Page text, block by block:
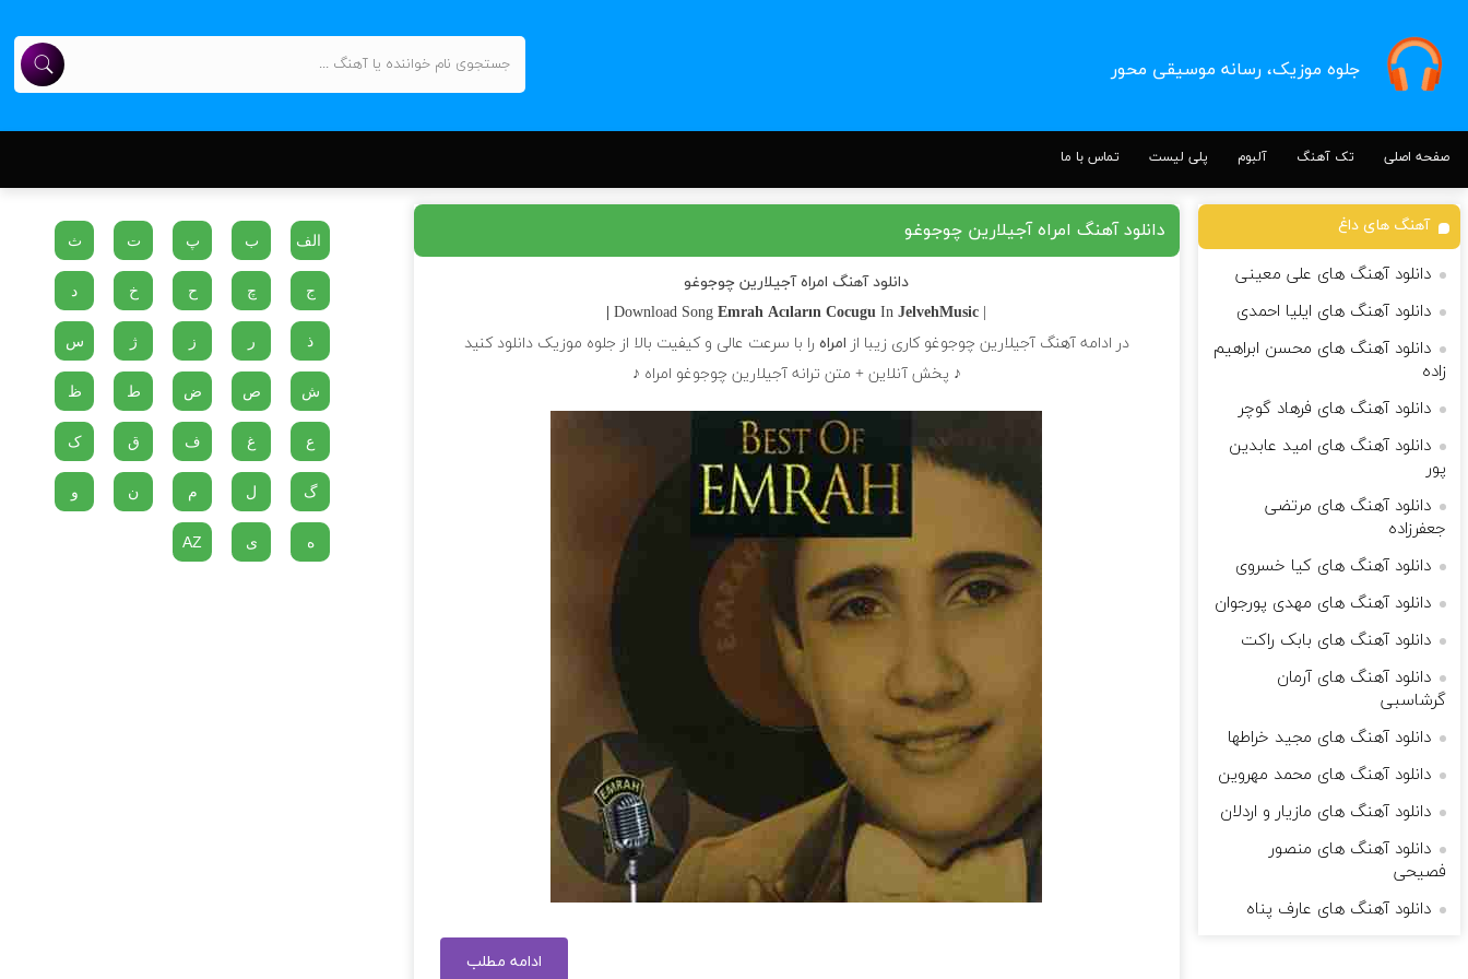
جلوه موزیک، رسانه موسیقی محور
صفحه اصلی تک آهنگ آلبوم پلی لیست تماس با ما
دانلود آهنگ امراه آجیلارین چوجوغو
دانلود آهنگ امراه آجیلارین چوجوغو
| Download Song
Emrah Acıların Cocugu InJelvehMusic |
در ادامه آهنگ آجیلارین چوجوغو کاری زیبا از امراه را با سرعت عالی و کیفیت بالا از جلوه موزیک دانلود کنید
♪ پخش آنلاین + متن ترانه آجیلارین چوجوغو امراه ♪
ادامه مطلب
آهنگ های داغ
دانلود آهنگ های علی معینی
دانلود آهنگ های ایلیا احمدی
دانلود آهنگ های محسن ابراهیم
زاده
دانلود آهنگ های فرهاد گوچر
دانلود آهنگ های امید عابدین
پور
دانلود آهنگ های مرتضی
جعفرزاده
دانلود آهنگ های کیا خسروی
دانلود آهنگ های مهدی پورجوان
دانلود آهنگ های بابک راکت
دانلود آهنگ های آرمان
گرشاسبی
دانلود آهنگ های مجید خراطها
دانلود آهنگ های محمد مهروین
دانلود آهنگ های مازیار و اردلان
دانلود آهنگ های منصور
فصیحی
دانلود آهنگ های عارف پناه
الف ب پ ت ث
ج چ ح خ د
ذ ر ز ژ س
ش ص ض ط ظ
ع غ ف ق ک
گ ل م ن و
ه ی AZ